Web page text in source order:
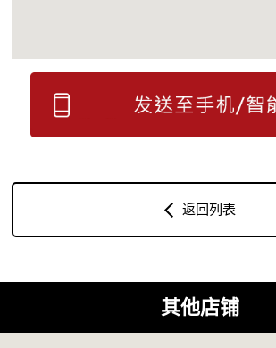
返回列表
其他店铺